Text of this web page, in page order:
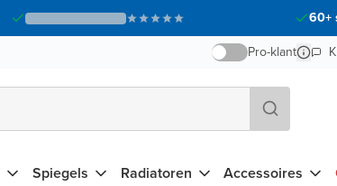
60+
Pro-klant
Spiegels Radiatoren Accessoires